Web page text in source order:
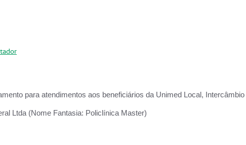
para atendimentos aos beneficiários da Unimed Local,
Ltda (Nome Fantasia: Policlínica Master)